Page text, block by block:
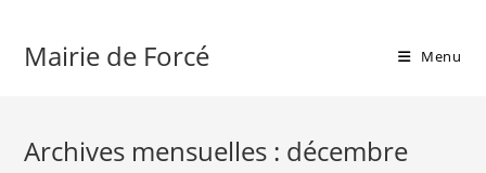
contentMairie de Forcé Menu
Archives mensuelles : décembre